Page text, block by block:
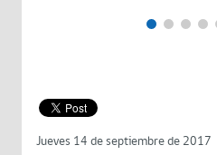
Jueves 14 de septiembre de 2017